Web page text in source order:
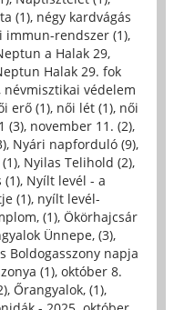
(1), négy kardvágás
immun-rendszer (1),
a Halak 29,
Halak 29. fok
névmisztikai védelem
erő (1), női lét (1), női
(3), november 11. (2),
, Nyári napforduló (9),
, Nyilas Telihold (2),
(1), Nyílt levél - a
(1), nyílt levél-
(1), Ökörhajcsár
Ünnepe, (3),
Boldogasszony napja
(1), október 8.
, Őrangyalok, (1),